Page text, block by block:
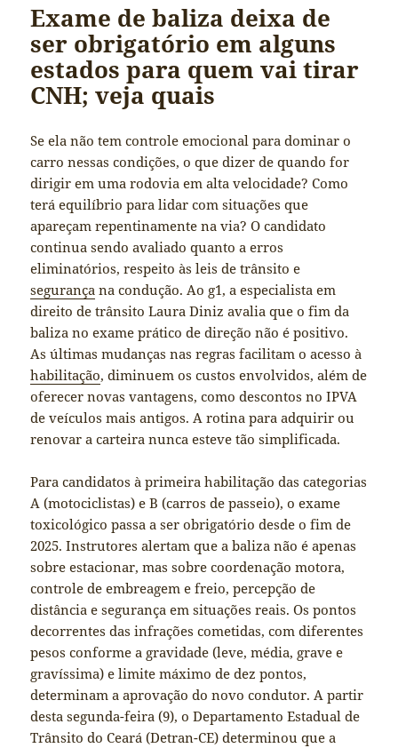
Exame de baliza deixa de
ser obrigatório em alguns
estados para quem vai tirar
CNH; veja quais
Se ela não tem controle emocional para dominar o
carro nessas condições, o que dizer de quando for
dirigir em uma rodovia em alta velocidade? Como
terá equilíbrio para lidar com situações que
apareçam repentinamente na via? O candidato
continua sendo avaliado quanto a erros
eliminatórios, respeito às leis de trânsito e
segurança na condução. Ao g1, a especialista em
direito de trânsito Laura Diniz avalia que o fim da
baliza no exame prático de direção não é positivo.
As últimas mudanças nas regras facilitam o acesso à
habilitação, diminuem os custos envolvidos, além de
oferecer novas vantagens, como descontos no IPVA
de veículos mais antigos. A rotina para adquirir ou
renovar a carteira nunca esteve tão simplificada.
Para candidatos à primeira habilitação das categorias
A (motociclistas) e B (carros de passeio), o exame
toxicológico passa a ser obrigatório desde o fim de
2025. Instrutores alertam que a baliza não é apenas
sobre estacionar, mas sobre coordenação motora,
controle de embreagem e freio, percepção de
distância e segurança em situações reais. Os pontos
decorrentes das infrações cometidas, com diferentes
pesos conforme a gravidade (leve, média, grave e
gravíssima) e limite máximo de dez pontos,
determinam a aprovação do novo condutor. A partir
desta segunda-feira (9), o Departamento Estadual de
Trânsito do Ceará (Detran-CE) determinou que a